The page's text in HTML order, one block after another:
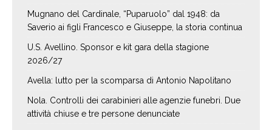
Mugnano del Cardinale, “Puparuolo” dal 1948: da
Saverio ai figli Francesco e Giuseppe, la storia continua
U.S. Avellino. Sponsor e kit gara della stagione
2026/27
Avella: lutto per la scomparsa di Antonio Napolitano
Nola. Controlli dei carabinieri alle agenzie funebri. Due
attività chiuse e tre persone denunciate